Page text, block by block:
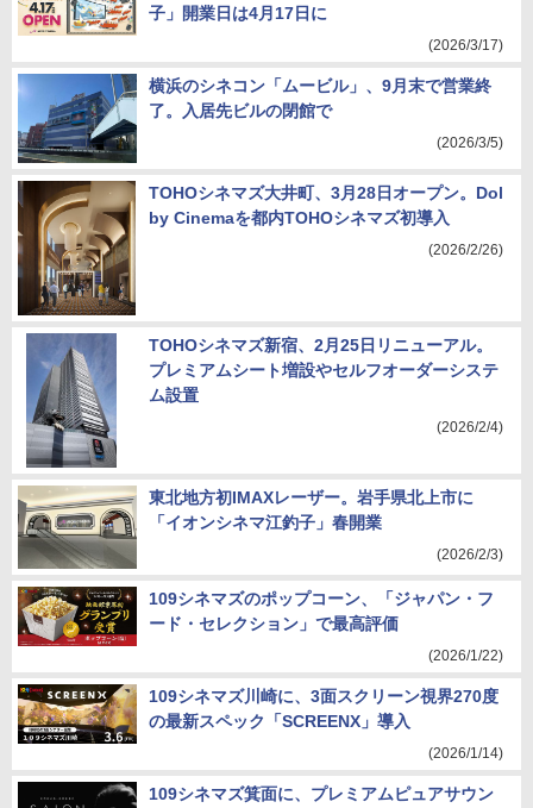
子」開業日は4月17日に
(2026/3/17)
横浜のシネコン「ムービル」、9月末で営業終
了。入居先ビルの閉館で
(2026/3/5)
TOHOシネマズ大井町、3月28日オープン。Dol
by Cinemaを都内TOHOシネマズ初導入
(2026/2/26)
TOHOシネマズ新宿、2月25日リニューアル。
プレミアムシート増設やセルフオーダーシステ
ム設置
(2026/2/4)
東北地方初IMAXレーザー。岩手県北上市に
「イオンシネマ江釣子」春開業
(2026/2/3)
109シネマズのポップコーン、「ジャパン・フ
ード・セレクション」で最高評価
(2026/1/22)
109シネマズ川崎に、3面スクリーン視界270度
の最新スペック「SCREENX」導入
(2026/1/14)
109シネマズ箕面に、プレミアムピュアサウン